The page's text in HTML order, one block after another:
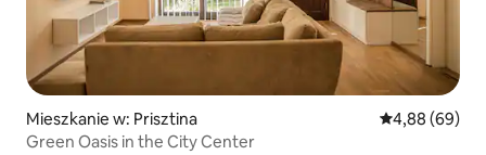
Mieszkanie w: Prisztina Średnia
4,88 (69)
Green Oasis in the City Center